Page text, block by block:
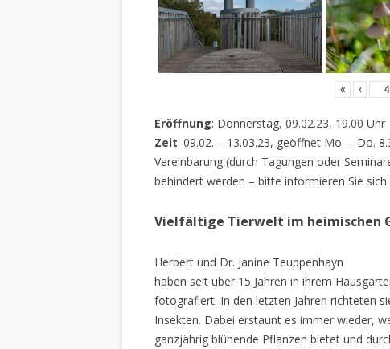
« ‹
Eröffnung: Donnerstag, 09.02.23, 19.00 Uhr
Zeit: 09.02. – 13.03.23, geöffnet Mo. – Do.
Vereinbarung (durch Tagungen oder
behindert werden – bitte informieren Sie
Vielfältige Tierwelt im heimischen
Herbert und Dr. Janine Teuppenhayn
haben seit über 15 Jahren in ihrem
fotografiert. In den letzten Jahren richteten
Insekten. Dabei erstaunt es immer wieder,
ganzjährig blühende Pflanzen bietet und